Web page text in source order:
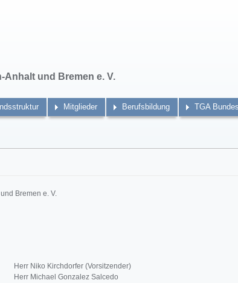
Anhalt und Bremen e. V.
Mitglieder Berufsbildung TGA
Bremen e. V.
Herr Niko Kirchdorfer (Vorsitzender)
Herr Michael Gonzalez Salcedo